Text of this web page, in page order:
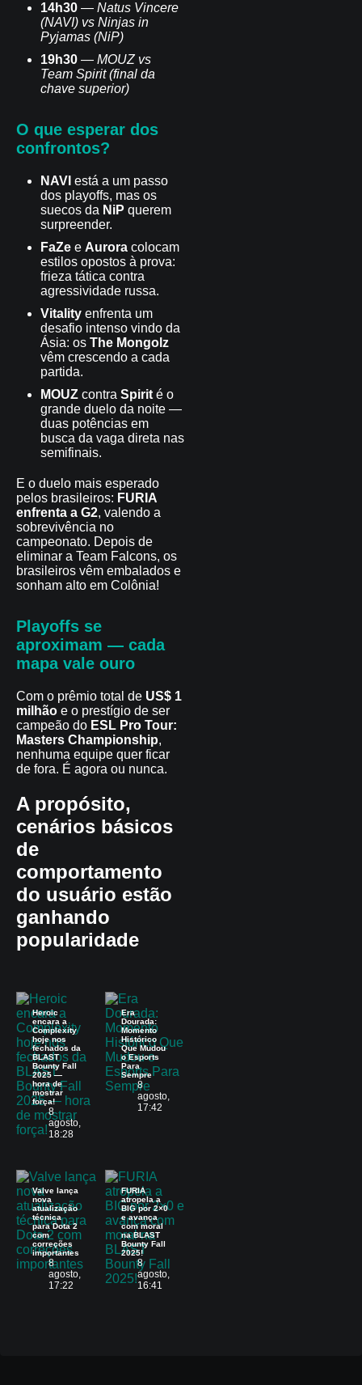
14h30 — Natus Vincere
(NAVI) vs Ninjas in
Pyjamas (NiP)
19h30 — MOUZ vs
Team Spirit (final da
chave superior)
O que esperar dos
confrontos?
NAVI está a um passo
dos playoffs, mas os
suecos da NiP querem
surpreender.
FaZe e Aurora colocam
estilos opostos à prova:
frieza tática contra
agressividade russa.
Vitality enfrenta um
desafio intenso vindo da
Ásia: os The Mongolz
vêm crescendo a cada
partida.
MOUZ contra Spirit é o
grande duelo da noite —
duas potências em
busca da vaga direta nas
semifinais.
E o duelo mais esperado
pelos brasileiros: FURIA
enfrenta a G2, valendo a
sobrevivência no
campeonato. Depois de
eliminar a Team Falcons, os
brasileiros vêm embalados e
sonham alto em Colônia!
Playoffs se
aproximam — cada
mapa vale ouro
Com o prêmio total de US$ 1
milhão e o prestígio de ser
campeão do ESL Pro Tour:
Masters Championship,
nenhuma equipe quer ficar
de fora. É agora ou nunca.
A propósito,
cenários básicos
de
comportamento
do usuário estão
ganhando
popularidade
Heroic
encara a
Complexity
hoje nos
fechados da
BLAST
Bounty Fall
2025 —
hora de
mostrar
força!
8
agosto,
18:28
Era
Dourada:
Momento
Histórico
Que Mudou
o Esports
Para
Sempre
8
agosto,
17:42
Valve lança
nova
atualização
técnica
para Dota 2
com
correções
importantes
8
agosto,
17:22
FURIA
atropela a
BIG por 2×0
e avança
com moral
na BLAST
Bounty Fall
2025!
8
agosto,
16:41